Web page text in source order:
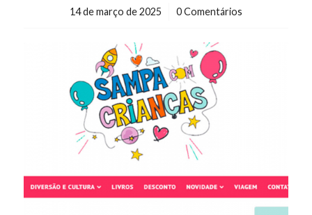
14 de março de 2025
/ 0 Comentários